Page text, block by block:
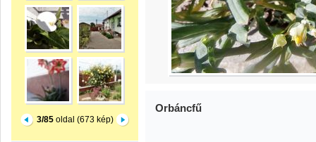
3/85oldal (673 kép)
Orbáncfű